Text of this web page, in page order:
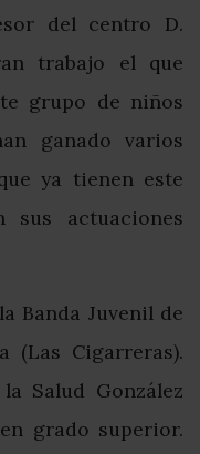
del centro D.
trabajo el que
grupo de niños
ganado varios
ya tienen este
actuaciones
Banda Juvenil de
(Las Cigarreras).
Salud González
grado superior.